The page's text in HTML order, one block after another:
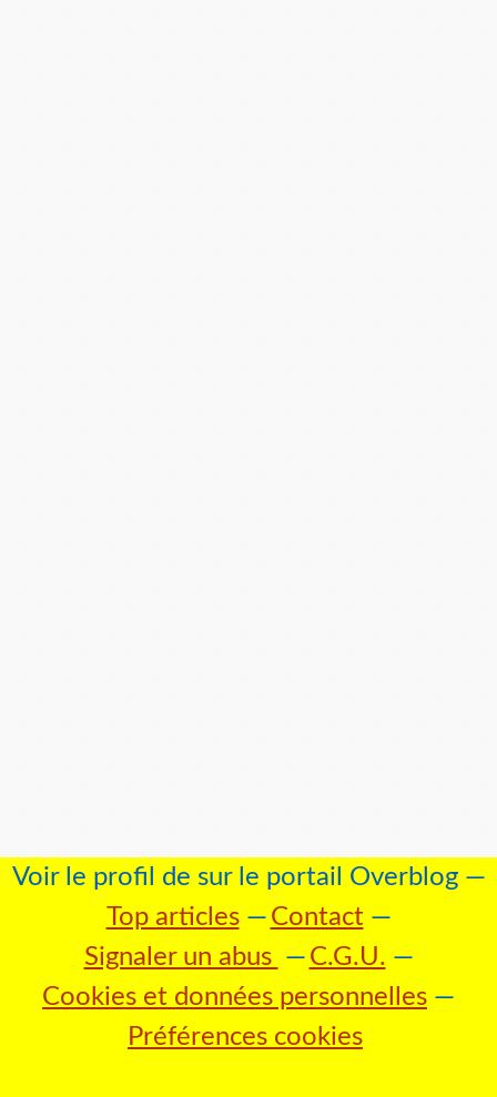
Voir le profil de sur le portail Overblog
Top articles
Contact
Signaler un abus
C.G.U.
Cookies et données personnelles
Préférences cookies